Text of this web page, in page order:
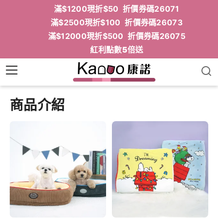
滿$1200現折$50 折價券碼26071
滿$2500現折$100 折價券碼26073
滿$12000現折$500 折價券碼26075
紅利點數5倍送
商品介紹